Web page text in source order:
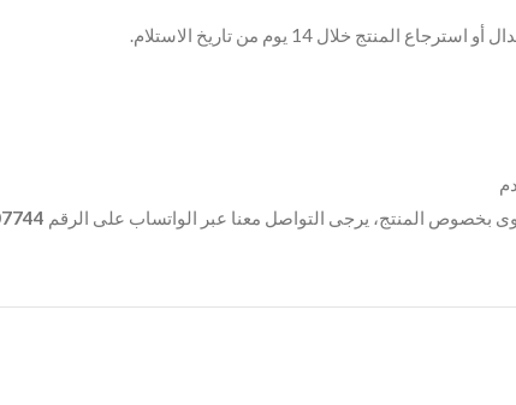
المنتج خلال 14 يوم من تاريخ الاستلام.
بخصوص المنتج، يرجى التواصل معنا عبر الواتساب على الرقم